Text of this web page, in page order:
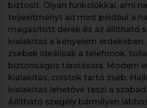
biztosít. Olyan funkciókkal, ami
teljesítményt ad mint például a
magasított derék és az állítható
kialakítás a kényelem
zsebek ideálisak a telefonok,
biztonságos tárolására. Modern
kialakítás, colstok tartó zseb.
kialakítás lehetővé teszi a
Állítható szegély bármilyen